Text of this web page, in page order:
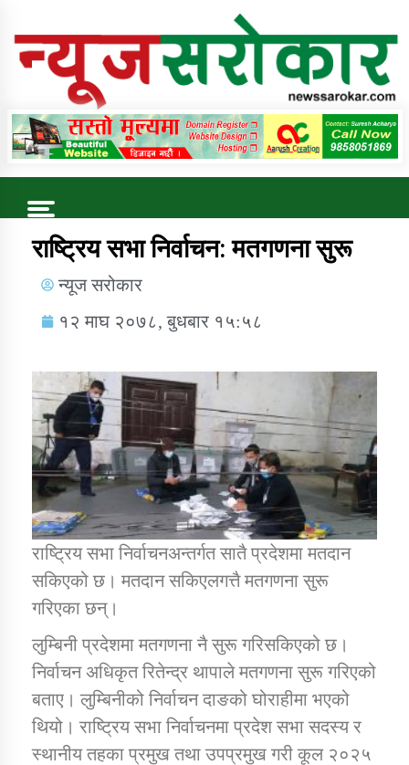
Online News Portal
Trending Now
डिभिजन कार्यालय जुम्लाको सुचना सन्देश
कर्णाली प्रविधि शिक्षालय जुम्लाको सुचना
सामाजिक बिकास कार्यालय जुम्लाकाे सुचना
राष्ट्रिय सभा निर्वाचन: मतगणना सुरू
न्यूज सरोकार
१२ माघ २०७८, बुधबार १५:५८
राष्ट्रिय सभा निर्वाचनअन्तर्गत सातै प्रदेशमा मतदान
सकिएको छ। मतदान सकिएलगत्तै मतगणना सुरू
गरिएका छन्।
लुम्बिनी प्रदेशमा मतगणना नै सुरू गरिसकिएको छ।
निर्वाचन अधिकृत रितेन्द्र थापाले मतगणना सुरू गरिएको
बताए। लुम्बिनीको निर्वाचन दाङको घोराहीमा भएको
थियो। राष्ट्रिय सभा निर्वाचनमा प्रदेश सभा सदस्य र
स्थानीय तहका प्रमुख तथा उपप्रमुख गरी कूल २०२५